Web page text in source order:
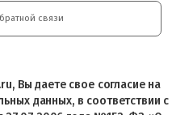
и
Интернет-
Telegram
связи
Вы даете свое согласие на
данных, в соответствии с